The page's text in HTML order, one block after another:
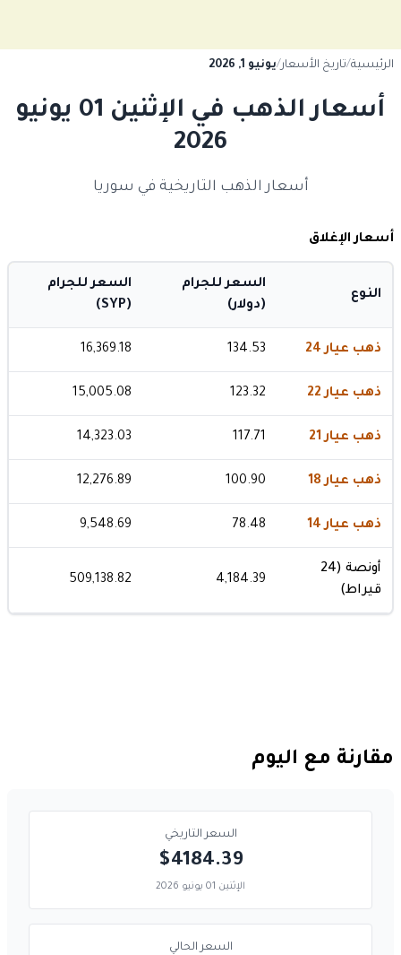
الرئيسية/تاريخ الأسعار/يونيو 1, 2026
أسعار الذهب في الإثنين 01 يونيو
2026
أسعار الذهب التاريخية في سوريا
أسعار الإغلاق
النوع
السعر للجرام
(دولار)
السعر للجرام
(SYP)
ذهب عيار 24 134.53
16,369.18
ذهب عيار 22 123.32
15,005.08
ذهب عيار 21 117.71
14,323.03
ذهب عيار 18 100.90
12,276.89
ذهب عيار 14 78.48
9,548.69
أونصة (24
قيراط)
4,184.39
509,138.82
مقارنة مع اليوم
السعر التاريخي
$4184.39
الإثنين 01 يونيو 2026
السعر الحالي